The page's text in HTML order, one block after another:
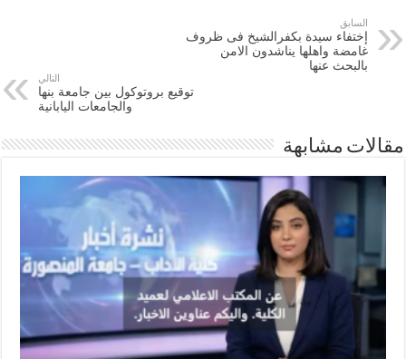
السابق
إختفاء سيدة بكفرالشيخ فى ظروف
غامضة واهلها يناشدون الامن
بالبحث عنها
التالي
توقيع بروتوكول بين جامعة بنها
والجامعات اليابانية
مقالات مشابهة